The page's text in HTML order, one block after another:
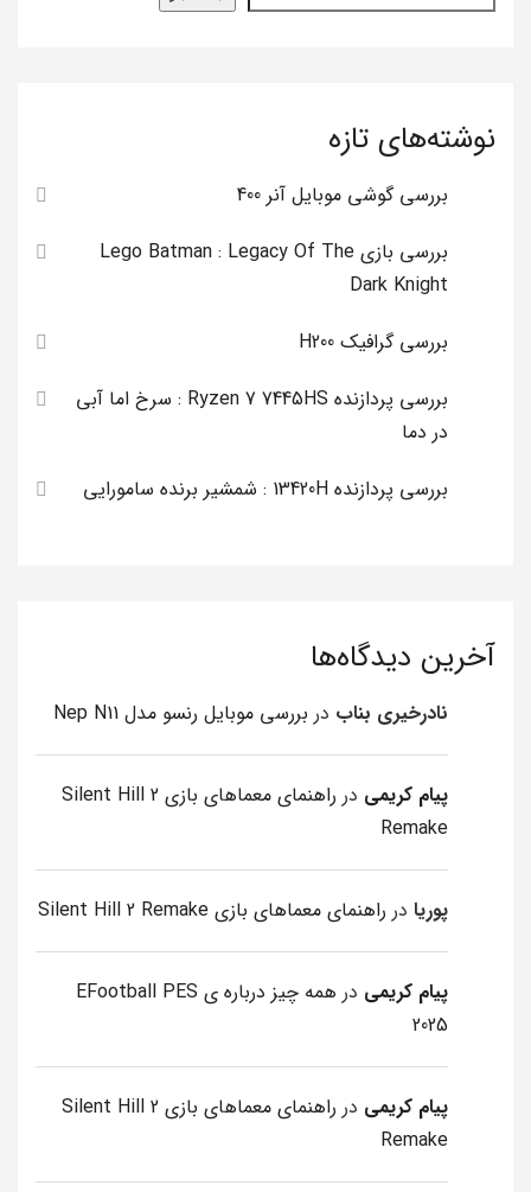
نوشته‌های تازه
بررسی گوشی موبایل آنر 400
بررسی بازی Lego Batman : Legacy Of The
Dark Knight
بررسی گرافیک H200
بررسی پردازنده Ryzen 7 7445HS : سرخ اما آبی
در دما
بررسی پردازنده 13420H : شمشیر برنده سامورایی
آخرین دیدگاه‌ها
نادرخیری بناب در بررسی موبایل رنسو مدل Nep N11
پیام کریمی در
راهنمای معماهای بازی Silent Hill 2
Remake
پوریا در راهنمای معماهای بازی Silent Hill 2 Remake
پیام کریمی در
همه چیز درباره ی EFootball PES
2025
پیام کریمی در
راهنمای معماهای بازی Silent Hill 2
Remake